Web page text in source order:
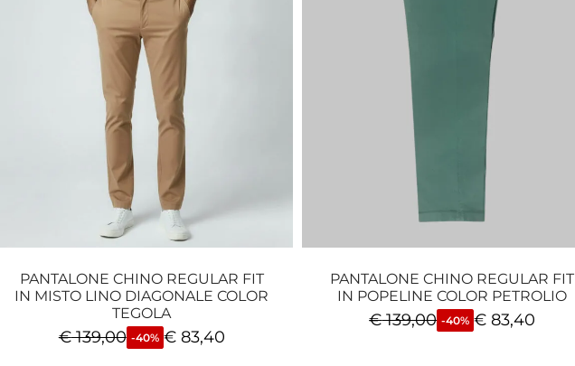
PANTALONE CHINO REGULAR FIT
IN MISTO LINO DIAGONALE COLOR
TEGOLA
€139,00 -40% €83,40
PANTALONE CHINO REGULAR FIT
IN POPELINE COLOR PETROLIO
€139,00 -40% € 83,40